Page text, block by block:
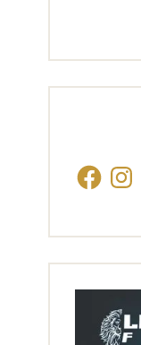
Facebook